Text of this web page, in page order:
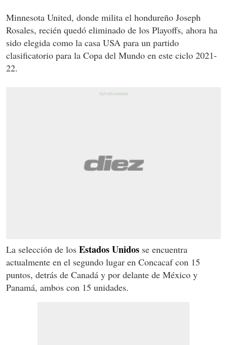
Minnesota United, donde milita el hondureño Joseph
Rosales, recién quedó eliminado de los Playoffs, ahora ha
sido elegida como la casa USA para un partido
clasificatorio para la Copa del Mundo en este ciclo 2021-
22.
La selección de los Estados Unidos se encuentra
actualmente en el segundo lugar en Concacaf con 15
puntos, detrás de Canadá y por delante de México y
Panamá, ambos con 15 unidades.